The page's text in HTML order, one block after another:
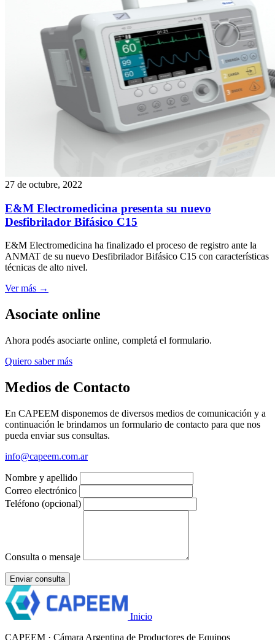
27 de octubre, 2022
E&M Electromedicina presenta su nuevo
Desfibrilador Bifásico C15
E&M Electromedicina ha finalizado el proceso de registro ante la
ANMAT de su nuevo Desfibrilador Bifásico C15 con características
técnicas de alto nivel.
Ver más →
Asociate online
Ahora podés asociarte online, completá el formulario.
Quiero saber más
Medios de Contacto
En CAPEEM disponemos de diversos medios de comunicación y a
continuación le brindamos un formulario de contacto para que nos
pueda enviar sus consultas.
info@capeem.com.ar
Nombre y apellido
Correo electrónico
Teléfono (opcional)
Consulta o mensaje
Enviar consulta
Inicio
CAPEEM · Cámara Argentina de Productores de Equipos